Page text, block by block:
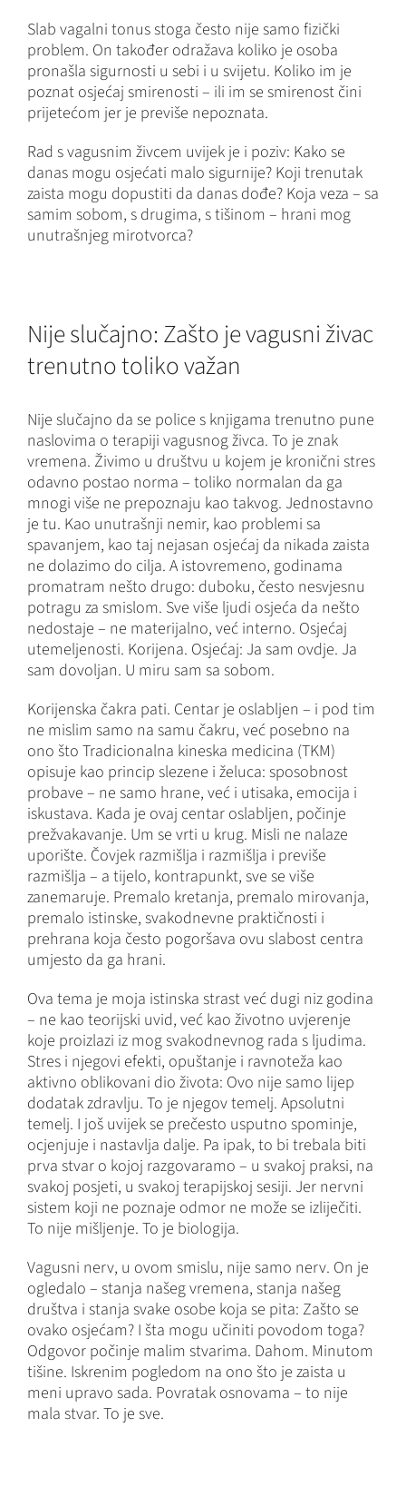
Slab vagalni tonus stoga često nije samo fizički
problem. On također odražava koliko je osoba
pronašla sigurnosti u sebi i u svijetu. Koliko im je
poznat osjećaj smirenosti – ili im se smirenost čini
prijetećom jer je previše nepoznata.
Rad s vagusnim živcem uvijek je i poziv: Kako se
danas mogu osjećati malo sigurnije? Koji trenutak
zaista mogu dopustiti da danas dođe? Koja veza – sa
samim sobom, s drugima, s tišinom – hrani mog
unutrašnjeg mirotvorca?
Nije slučajno: Zašto je vagusni živac
trenutno toliko važan
Nije slučajno da se police s knjigama trenutno pune
naslovima o terapiji vagusnog živca. To je znak
vremena. Živimo u društvu u kojem je kronični stres
odavno postao norma – toliko normalan da ga
mnogi više ne prepoznaju kao takvog. Jednostavno
je tu. Kao unutrašnji nemir, kao problemi sa
spavanjem, kao taj nejasan osjećaj da nikada zaista
ne dolazimo do cilja. A istovremeno, godinama
promatram nešto drugo: duboku, često nesvjesnu
potragu za smislom. Sve više ljudi osjeća da nešto
nedostaje – ne materijalno, već interno. Osjećaj
utemeljenosti. Korijena. Osjećaj: Ja sam ovdje. Ja
sam dovoljan. U miru sam sa sobom.
Korijenska čakra pati. Centar je oslabljen – i pod tim
ne mislim samo na samu čakru, već posebno na
ono što Tradicionalna kineska medicina (TKM)
opisuje kao princip slezene i želuca: sposobnost
probave – ne samo hrane, već i utisaka, emocija i
iskustava. Kada je ovaj centar oslabljen, počinje
prežvakavanje. Um se vrti u krug. Misli ne nalaze
uporište. Čovjek razmišlja i razmišlja i previše
razmišlja – a tijelo, kontrapunkt, sve se više
zanemaruje. Premalo kretanja, premalo mirovanja,
premalo istinske, svakodnevne praktičnosti i
prehrana koja često pogoršava ovu slabost centra
umjesto da ga hrani.
Ova tema je moja istinska strast već dugi niz godina
– ne kao teorijski uvid, već kao životno uvjerenje
koje proizlazi iz mog svakodnevnog rada s ljudima.
Stres i njegovi efekti, opuštanje i ravnoteža kao
aktivno oblikovani dio života: Ovo nije samo lijep
dodatak zdravlju. To je njegov temelj. Apsolutni
temelj. I još uvijek se prečesto usputno spominje,
ocjenjuje i nastavlja dalje. Pa ipak, to bi trebala biti
prva stvar o kojoj razgovaramo – u svakoj praksi, na
svakoj posjeti, u svakoj terapijskoj sesiji. Jer nervni
sistem koji ne poznaje odmor ne može se izliječiti.
To nije mišljenje. To je biologija.
Vagusni nerv, u ovom smislu, nije samo nerv. On je
ogledalo – stanja našeg vremena, stanja našeg
društva i stanja svake osobe koja se pita: Zašto se
ovako osjećam? I šta mogu učiniti povodom toga?
Odgovor počinje malim stvarima. Dahom. Minutom
tišine. Iskrenim pogledom na ono što je zaista u
meni upravo sada. Povratak osnovama – to nije
mala stvar. To je sve.